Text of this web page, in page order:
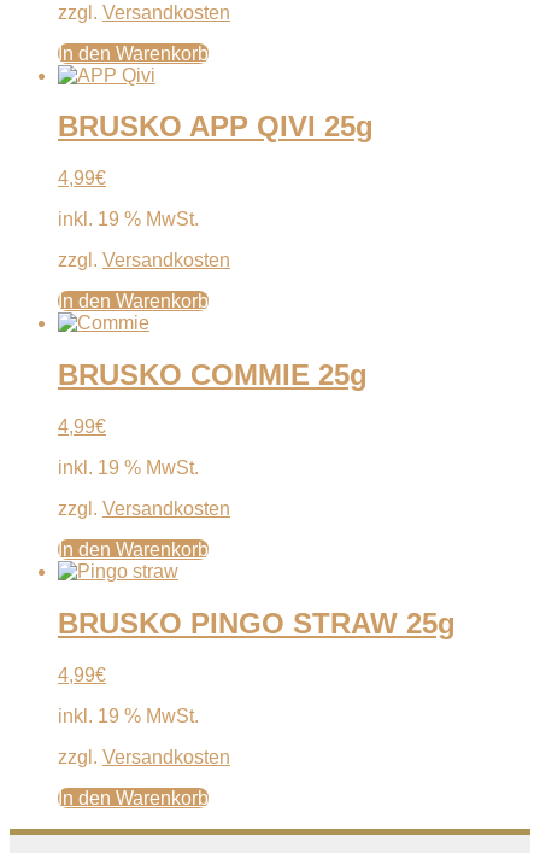
zzgl. Versandkosten
In den Warenkorb
BRUSKO APP QIVI 25g
4,99€
inkl. 19 % MwSt.
zzgl. Versandkosten
In den Warenkorb
BRUSKO COMMIE 25g
4,99€
inkl. 19 % MwSt.
zzgl. Versandkosten
In den Warenkorb
BRUSKO PINGO STRAW 25g
4,99€
inkl. 19 % MwSt.
zzgl. Versandkosten
In den Warenkorb